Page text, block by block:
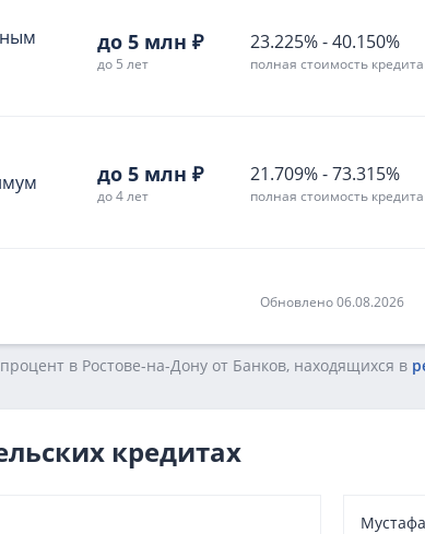
до 5 млн ₽
до 5 лет
23.225%-40.150%
полная стоимость кредита
до 5 млн ₽
до 4 лет
21.709%-73.315%
полная стоимость кредита
Обновлено 06.08.2026
в Ростове-на-Дону от Банков, находящихся в
кредитах